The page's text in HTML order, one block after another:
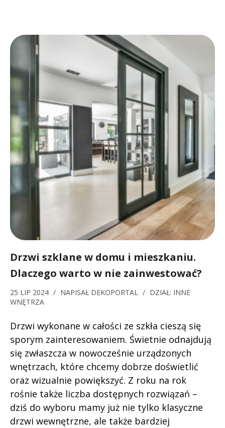
Drzwi szklane w domu i mieszkaniu.
Dlaczego warto w nie zainwestować?
25 LIP 2024 / NAPISAŁ DEKOPORTAL / DZIAŁ: INNE
WNĘTRZA
Drzwi wykonane w całości ze szkła cieszą się
sporym zainteresowaniem. Świetnie odnajdują
się zwłaszcza w nowocześnie urządzonych
wnętrzach, które chcemy dobrze doświetlić
oraz wizualnie powiększyć. Z roku na rok
rośnie także liczba dostępnych rozwiązań –
dziś do wyboru mamy już nie tylko klasyczne
drzwi wewnętrzne, ale także bardziej